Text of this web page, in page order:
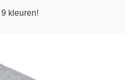
kleuren!